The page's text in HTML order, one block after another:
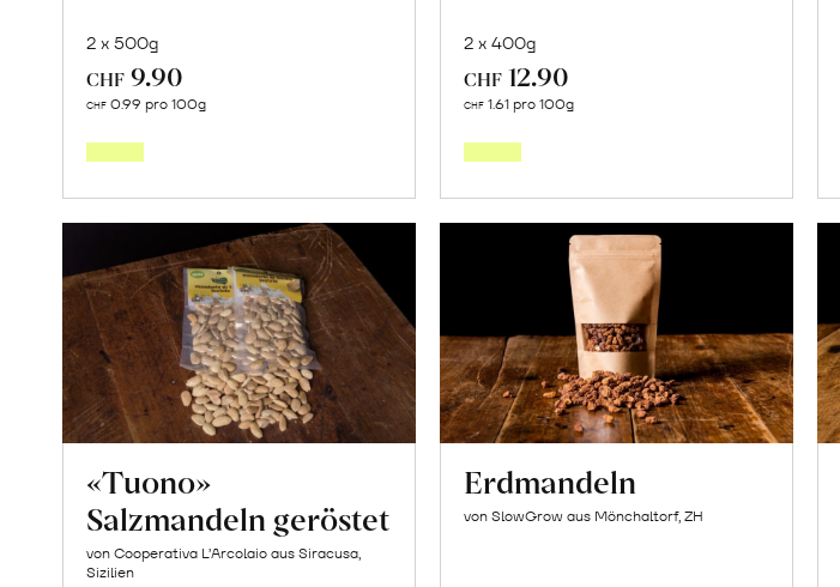
2 x 500g
CHF 9.90
CHF 0.99 pro 100g
2 x 400g
CHF 12.90
CHF 1.61 pro 100g
«Tuono»
Salzmandeln geröstet
von Cooperativa L’Arcolaio aus Siracusa,
Sizilien
Erdmandeln
von SlowGrow aus Mönchaltorf, ZH